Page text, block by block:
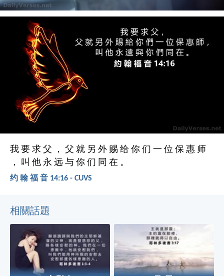
我 要 求 父 ， 父 就 另 外 赐 给 你 们 一 位 保 惠 师
， 叫 他 永 远 与 你 们 同 在 。
约 翰 福 音 14:16 - CUVS
相關話題